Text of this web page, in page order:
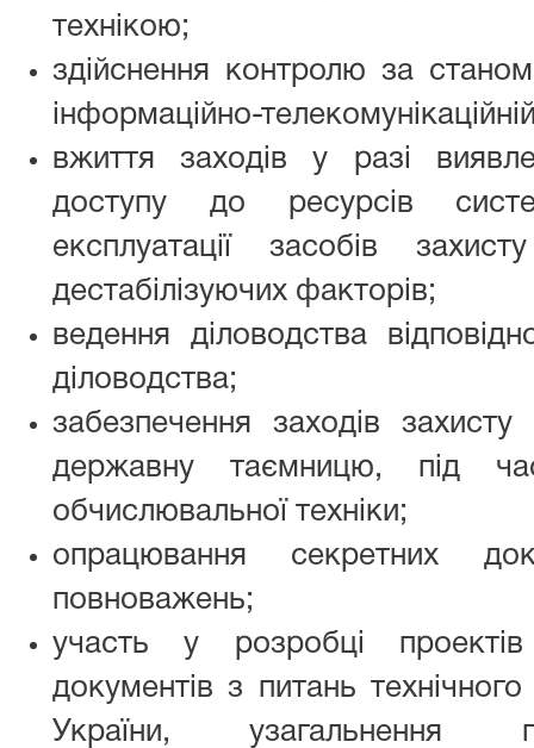
технікою;
здійснення контролю за
інформаційно-
вжиття заходів у разі
доступу до ресурсів
експлуатації засобів
дестабілізуючих факторів;
ведення діловодства
діловодства;
забезпечення заходів
державну таємницю, під
обчислювальної техніки;
опрацювання секретних
повноважень;
участь у розробці проектів
документів з питань
України, узагальнення